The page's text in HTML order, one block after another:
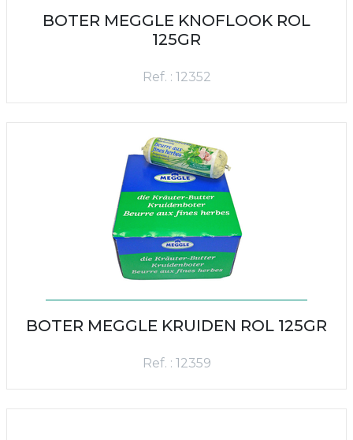
BOTER MEGGLE KNOFLOOK ROL
125GR
Ref. : 12352
BOTER MEGGLE KRUIDEN ROL 125GR
Ref. : 12359